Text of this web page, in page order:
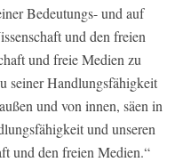
Bedeutungs- und auf
und den freien
und freie Medien zu
seiner Handlungsfähigkeit
und von innen, säen in
und unseren
und den freien Medien.“